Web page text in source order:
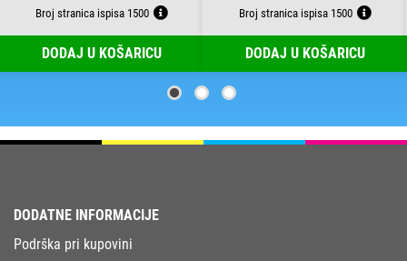
Broj stranica ispisa 1500
DODAJ U KOŠARICU
Broj stranica ispisa 1500
DODAJ U KOŠARICU
DODATNE INFORMACIJE
Podrška pri kupovini